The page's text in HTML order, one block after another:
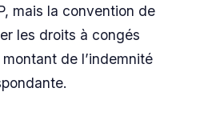
mais la convention de
les droits à congés
de l’indemnité